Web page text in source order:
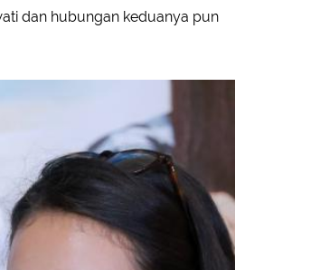
dan hubungan keduanya pun